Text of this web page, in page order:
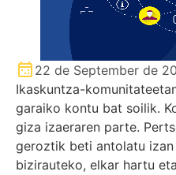
22 de September de
Ikaskuntza-
garaiko kontu bat soilik.
giza izaeraren parte.
geroztik beti antolatu
bizirauteko, elkar hartu